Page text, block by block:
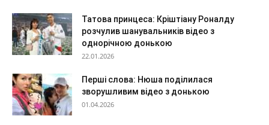
Татова принцеса: Кріштіану Роналду
розчулив шанувальників відео з
однорічною донькою
22.01.2026
Перші слова: Нюша поділилася
зворушливим відео з донькою
01.04.2026